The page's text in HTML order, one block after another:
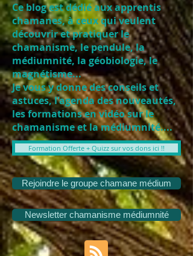
Ce blog est dédié aux apprentis
chamanes, à ceux qui veulent
découvrir et pratiquer le
chamanisme, le pendule, la
médiumnité, la géobiologie, le
magnétisme...
Je vous y donne des conseils et
astuces, l'agenda des nouveautés,
les formations en vidéo sur le
chamanisme et la médiumnité....
Formation Offerte + Quizz sur vos dons ici !!
Rejoindre le groupe chamane médium
Newsletter chamanisme médiumnité